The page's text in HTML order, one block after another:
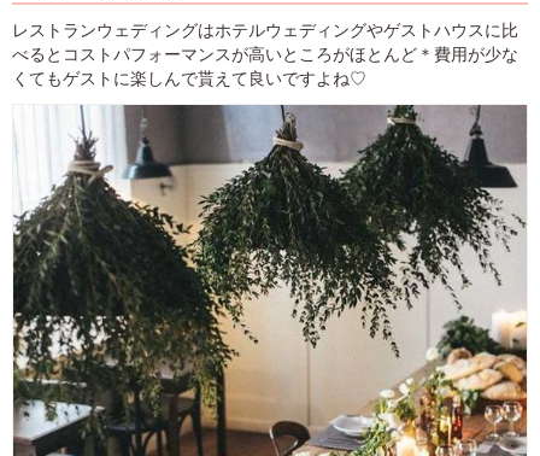
レストランウェディングはホテルウェディングやゲストハウスに比
べるとコストパフォーマンスが高いところがほとんど＊費用が少な
くてもゲストに楽しんで貰えて良いですよね♡